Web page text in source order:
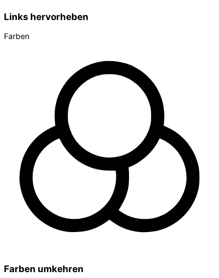
Links hervorheben
Farben
Farben umkehren